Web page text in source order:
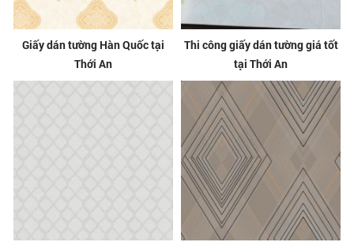
Giấy dán tường Hàn Quốc tại
Thới An
Thi công giấy dán tường giá tốt
tại Thới An